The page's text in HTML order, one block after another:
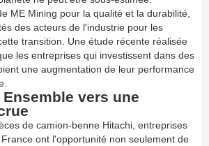
ME Mining pour la qualité et la durabilité,
des acteurs de l'industrie pour les
transition. Une étude récente réalisée
les entreprises qui investissent dans des
une augmentation de leur performance
vers une
de camion-benne Hitachi, entreprises
ont l'opportunité non seulement de